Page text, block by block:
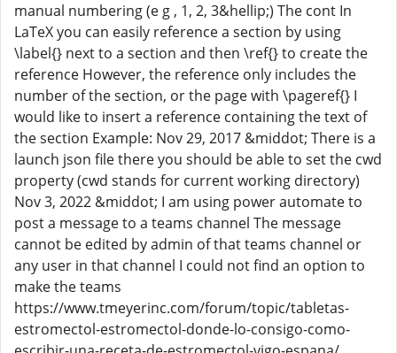
manual numbering (e g , 1, 2, 3&hellip;) The cont In
LaTeX you can easily reference a section by using
\label{} next to a section and then \ref{} to create the
reference However, the reference only includes the
number of the section, or the page with \pageref{} I
would like to insert a reference containing the text of
the section Example: Nov 29, 2017 &middot; There is a
launch json file there you should be able to set the cwd
property (cwd stands for current working directory)
Nov 3, 2022 &middot; I am using power automate to
post a message to a teams channel The message
cannot be edited by admin of that teams channel or
any user in that channel I could not find an option to
make the teams
https://www.tmeyerinc.com/forum/topic/tabletas-
estromectol-estromectol-donde-lo-consigo-como-